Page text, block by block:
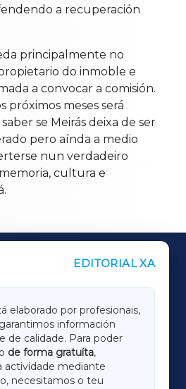
a recuperación
principalmente no
do inmoble e
a convocar a comisión.
próximos meses será
se Meirás deixa de ser
pero aínda a medio
nun verdadeiro
cultura e
EDITORIAL XA
elaborado por profesionais,
información
de calidade. Para poder
de forma gratuíta,
actividade mediante
necesitamos o teu
LUGOXA